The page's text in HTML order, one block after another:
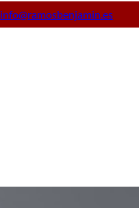
info@ramosbenjamin.es